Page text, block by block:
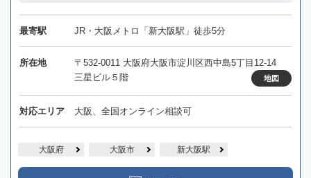
最寄駅 JR・大阪メトロ「新大阪駅」徒歩5分
所在地
〒532-0011 大阪府大阪市淀川区西中島5丁目12-14
三星ビル５階
地図
対応エリア 大阪、全国オンライン相談可
大阪府 大阪市 新大阪駅